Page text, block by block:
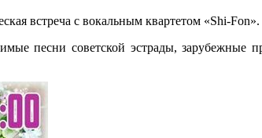
встреча с вокальным квартетом «Shi-Fon».
песни советской эстрады, зарубежные